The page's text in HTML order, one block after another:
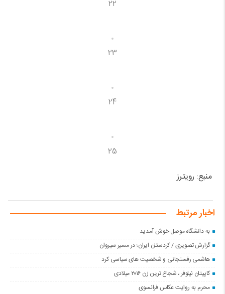
22
23
24
25
منبع: رویترز
اخبار مرتبط
به دانشگاه موصل خوش آمدید
گزارش تصویری / کردستان ایران؛ در مسیر سیروان
هاشمی رفسنجانی و شخصیت های سیاسی کرد
کاپیتان نیلوفر ، شجاع ترین زن ۲۰۱۶ میلادی
محرم به روایت عکاس فرانسوی